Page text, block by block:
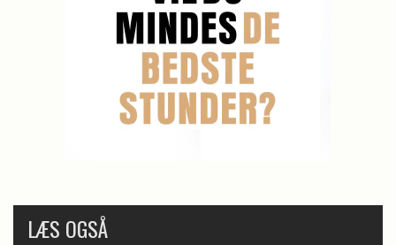
LÆS OGSÅ